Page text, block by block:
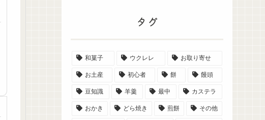
タグ
和菓子 ウクレレ お取り寄せ
お土産 初心者 餅 饅頭
豆知識 羊羹 最中 カステラ
おかき どら焼き 煎餅 その他